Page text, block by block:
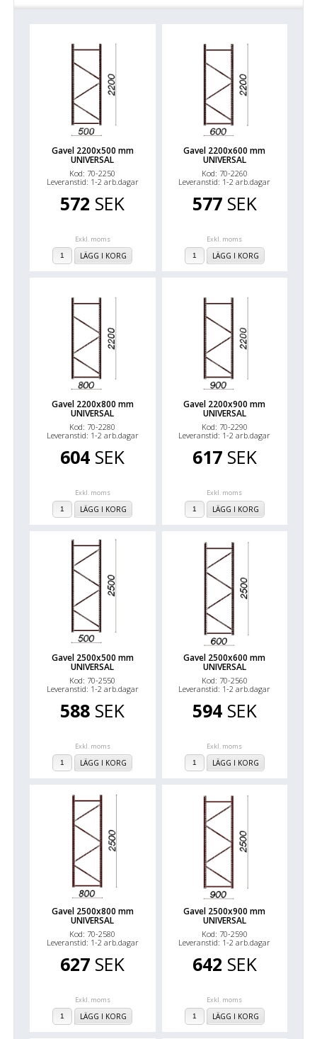
Gavel 2200x500 mm
UNIVERSAL
Kod: 70-2250
Leveranstid: 1-2 arb.dagar
572 SEK
Exkl. moms
LÄGG I KORG
Gavel 2200x600 mm
UNIVERSAL
Kod: 70-2260
Leveranstid: 1-2 arb.dagar
577 SEK
Exkl. moms
LÄGG I KORG
Gavel 2200x800 mm
UNIVERSAL
Kod: 70-2280
Leveranstid: 1-2 arb.dagar
604 SEK
Exkl. moms
LÄGG I KORG
Gavel 2200x900 mm
UNIVERSAL
Kod: 70-2290
Leveranstid: 1-2 arb.dagar
617 SEK
Exkl. moms
LÄGG I KORG
Gavel 2500x500 mm
UNIVERSAL
Kod: 70-2550
Leveranstid: 1-2 arb.dagar
588 SEK
Exkl. moms
LÄGG I KORG
Gavel 2500x600 mm
UNIVERSAL
Kod: 70-2560
Leveranstid: 1-2 arb.dagar
594 SEK
Exkl. moms
LÄGG I KORG
Gavel 2500x800 mm
UNIVERSAL
Kod: 70-2580
Leveranstid: 1-2 arb.dagar
627 SEK
Exkl. moms
LÄGG I KORG
Gavel 2500x900 mm
UNIVERSAL
Kod: 70-2590
Leveranstid: 1-2 arb.dagar
642 SEK
Exkl. moms
LÄGG I KORG